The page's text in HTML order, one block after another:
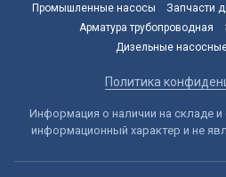
Промышленные насосы
Запчасти
Арматура трубопроводная
Дизельные
Политика
Информация о наличии на складе
информационный характер и не